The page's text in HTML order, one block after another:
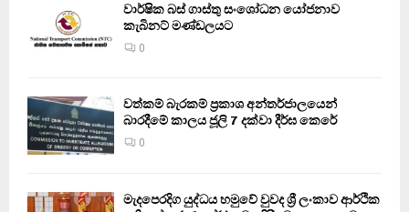
වාර්ෂික බස් ගාස්තු සංශෝධන යෝජනාව
කැබිනට් මණ්ඩලයට
0
වත්කම් බැරකම් ප්‍රකාශ අන්තර්ජාලයෙන්
බාරදීමේ කාලය ජූලි 7 දක්වා දීර්ඝ කෙරේ
0
මැදපෙරදිග යුද්ධය හමුවේ වුවද ශ්‍රී ලංකාව ආර්ථික